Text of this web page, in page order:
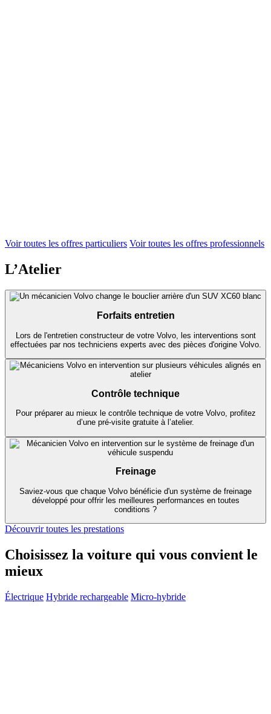
Voir toutes les offres particuliers Voir toutes les offres professionnels
L’Atelier
Forfaits entretien
Lors de l'entretien constructeur de votre Volvo, les interventions sont
effectuées par nos techniciens experts avec des pièces d'origine Volvo.
Contrôle technique
Pour préparer au mieux le contrôle technique de votre Volvo, profitez
d’une pré-visite gratuite à l’atelier.
Freinage
Saviez-vous que chaque Volvo bénéficie d'un système de freinage
développé pour offrir les meilleures performances en toutes
conditions ?
Découvrir toutes les prestations
Choisissez la voiture qui vous convient le
mieux
Électrique Hybride rechargeable Micro-hybride